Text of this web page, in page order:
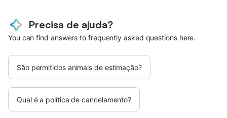
Precisa de ajuda?
You can find answers to frequently asked questions here.
São permitidos animais de estimação?
Qual é a política de cancelamento?